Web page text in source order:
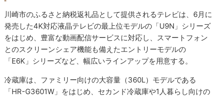
川崎市のふるさと納税返礼品として提供されるテレビは、6月に
発売した4K対応液晶テレビの最上位モデルの「U9N」シリーズ
をはじめ、豊富な動画配信サービスに対応し、スマートフォン
とのスクリーンシェア機能も備えたエントリーモデルの
「E6K」シリーズなど、幅広いラインアップを用意する。
冷蔵庫は、ファミリー向けの大容量（360L）モデルである
「HR-G3601W」をはじめ、セカンド冷蔵庫や1人暮らし向けの